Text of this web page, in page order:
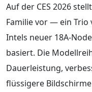
Auf der CES 2026
Familie vor — ein Trio
Intels neuer 18A-
basiert. Die
Dauerleistung,
flüssigere